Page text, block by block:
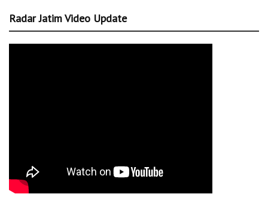
Radar Jatim Video Update